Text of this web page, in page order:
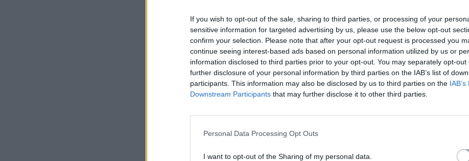
If you wish to opt-out of the sale, sharing to third parties, or processing of your
sensitive information for targeted advertising by us, please use the below opt-out
confirm your selection. Please note that after your opt-out request is processed you
continue seeing interest-based ads based on personal information utilized by us or
information disclosed to third parties prior to your opt-out. You may separately opt-out
further disclosure of your personal information by third parties on the IAB’s list of
participants. This information may also be disclosed by us to third parties on the
Downstream Participants that may further disclose it to other third parties.
Personal Data Processing Opt Outs
I want to opt-out of the Sharing of my personal data.